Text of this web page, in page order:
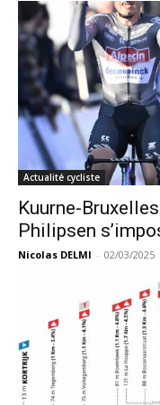
Actualité cycliste
Kuurne-
Philipsen
Nicolas DELMI - 02/03/2025